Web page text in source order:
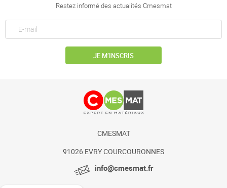
Restez informé des actualités Cmesmat
JE M’INSCRIS
CMESMAT
91026 EVRY COURCOURONNES
info@cmesmat.fr